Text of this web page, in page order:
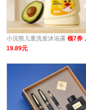
小浣熊儿童洗发沐浴露 领7券
19.89元